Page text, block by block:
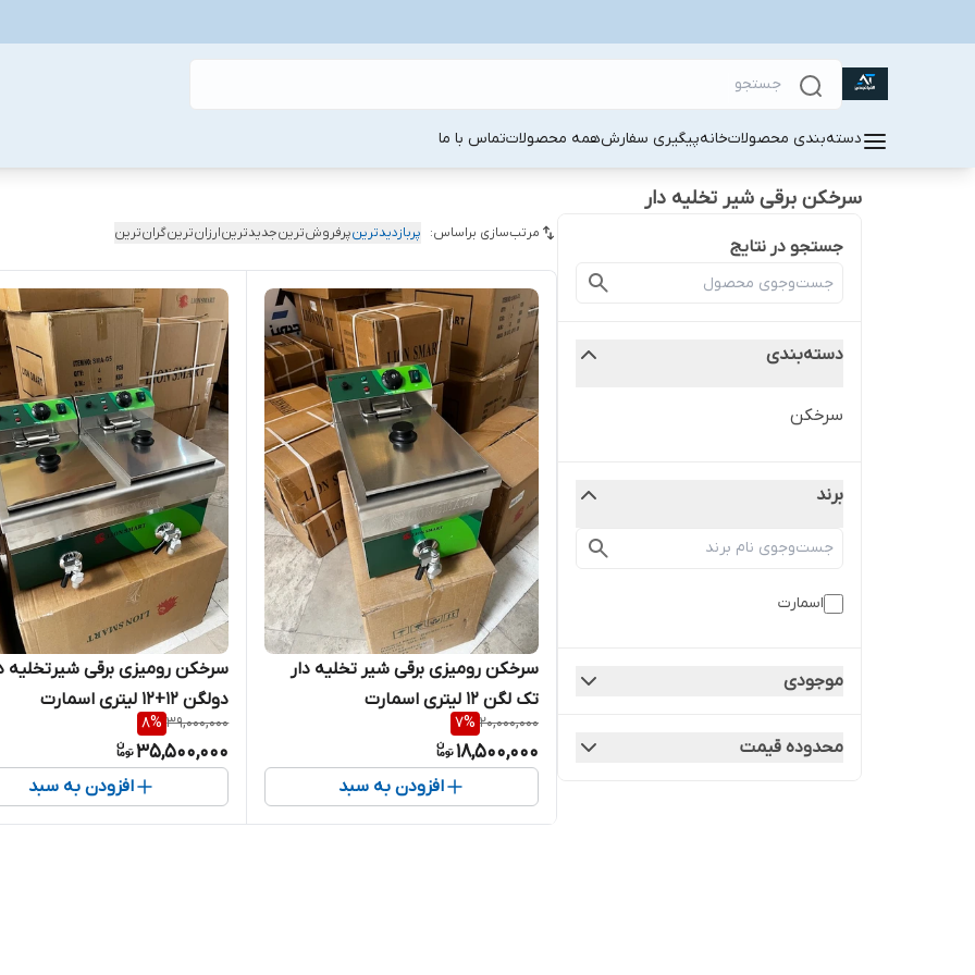
دسته‌بندی محصولاتخانهپیگیری سفارشهمه محصولاتتماس با ما
سرخکن برقی شیر تخلیه دار
جستجو در نتایج
دسته‌بندی
سرخکن
برند
اسمارت
موجودی
محدوده قیمت
مرتب‌سازی براساس: پربازدیدترینپرفروش‌ترینجدیدترینارزان‌ترینگران‌ترین
سرخکن رومیزی برقی شیر تخلیه دار
تک لگن 12 لیتری اسمارت
20,000,000
7%
18,500,000
افزودن به سبد
سرخکن رومیزی برقی شیرتخلیه
دولگن 12+12 لیتری اسمارت
39,000,000
8%
35,500,000
افزودن به سبد